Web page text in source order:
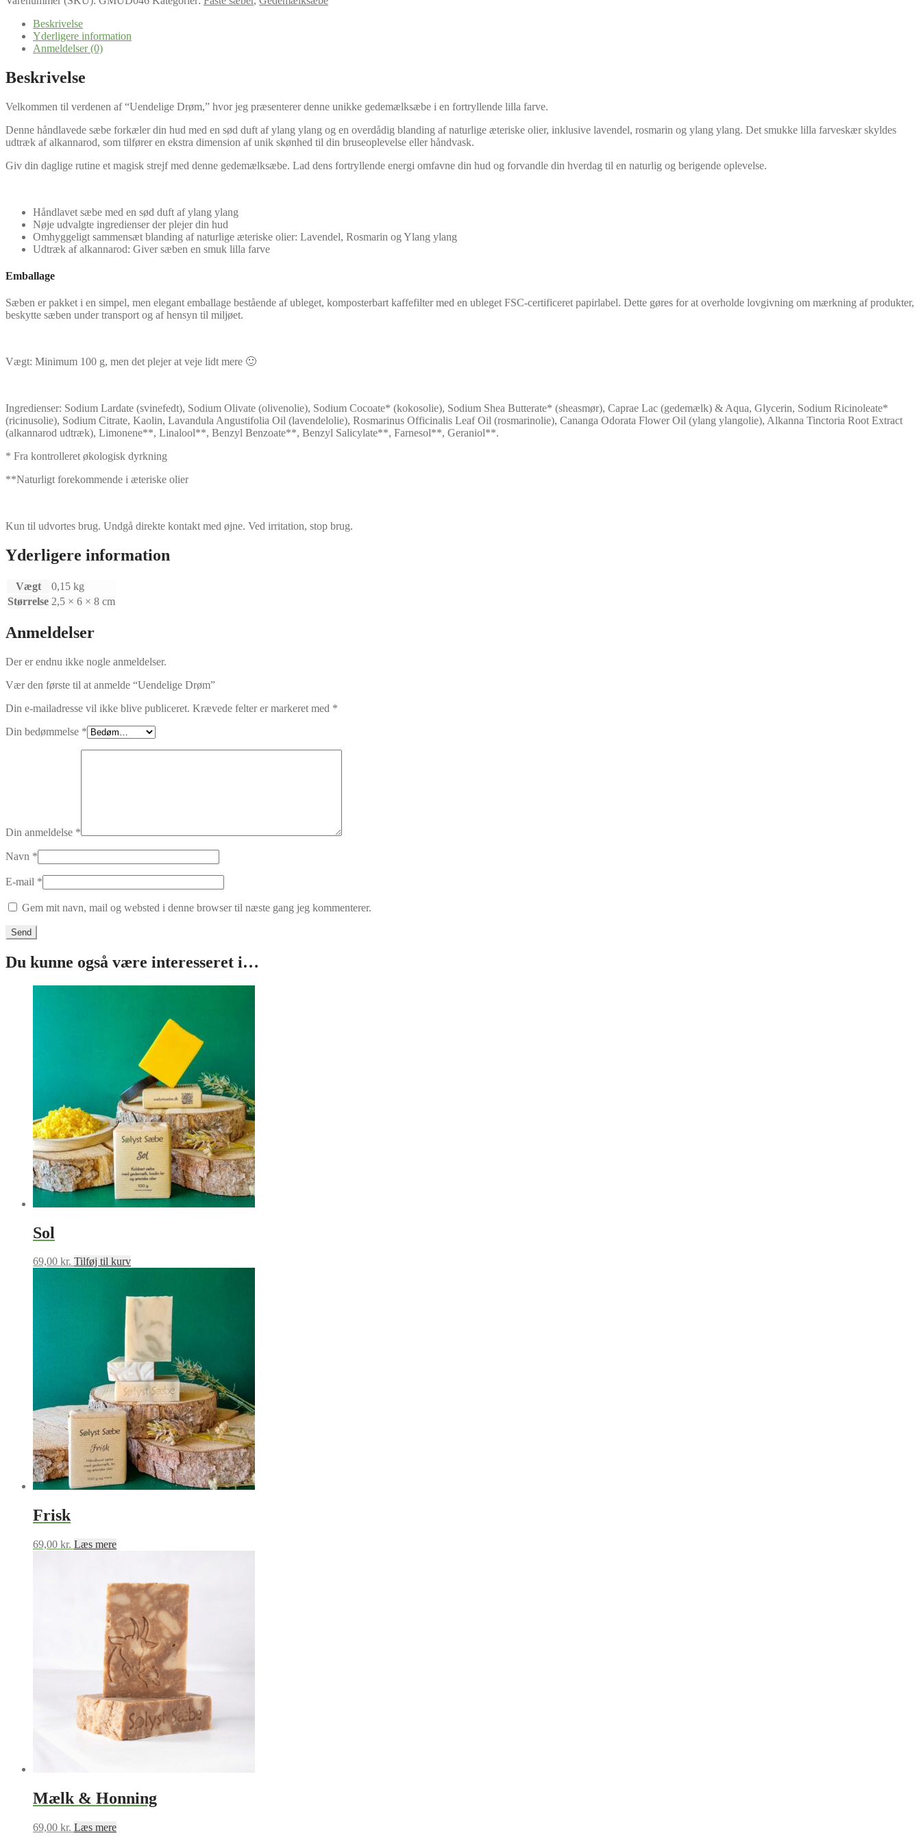
Beskrivelse
Yderligere information
Anmeldelser (0)
Beskrivelse
Velkommen til verdenen af “Uendelige Drøm,” hvor jeg præsenterer denne unikke gedemælksæbe i en fortryllende lilla farve.
Denne håndlavede sæbe forkæler din hud med en sød duft af ylang ylang og en overdådig blanding af naturlige æteriske olier, inklusive lavendel, rosmarin og ylang ylang. Det smukke lilla farveskær skyldes
udtræk af alkannarod, som tilfører en ekstra dimension af unik skønhed til din bruseoplevelse eller håndvask.
Giv din daglige rutine et magisk strejf med denne gedemælksæbe. Lad dens fortryllende energi omfavne din hud og forvandle din hverdag til en naturlig og berigende oplevelse.
Håndlavet sæbe med en sød duft af ylang ylang
Nøje udvalgte ingredienser der plejer din hud
Omhyggeligt sammensæt blanding af naturlige æteriske olier: Lavendel, Rosmarin og Ylang ylang
Udtræk af alkannarod: Giver sæben en smuk lilla farve
Emballage
Sæben er pakket i en simpel, men elegant emballage bestående af ubleget, komposterbart kaffefilter med en ubleget FSC-certificeret papirlabel. Dette gøres for at overholde lovgivning om mærkning af produkter,
beskytte sæben under transport og af hensyn til miljøet.
Vægt: Minimum 100 g, men det plejer at veje lidt mere 🙂
Ingredienser: Sodium Lardate (svinefedt), Sodium Olivate (olivenolie), Sodium Cocoate* (kokosolie), Sodium Shea Butterate* (sheasmør), Caprae Lac (gedemælk) & Aqua, Glycerin, Sodium Ricinoleate*
(ricinusolie), Sodium Citrate, Kaolin, Lavandula Angustifolia Oil (lavendelolie), Rosmarinus Officinalis Leaf Oil (rosmarinolie), Cananga Odorata Flower Oil (ylang ylangolie), Alkanna Tinctoria Root Extract
(alkannarod udtræk), Limonene**, Linalool**, Benzyl Benzoate**, Benzyl Salicylate**, Farnesol**, Geraniol**.
* Fra kontrolleret økologisk dyrkning
**Naturligt forekommende i æteriske olier
Kun til udvortes brug. Undgå direkte kontakt med øjne. Ved irritation, stop brug.
Yderligere information
Vægt
0,15 kg
Størrelse 2,5 × 6 × 8 cm
Anmeldelser
Der er endnu ikke nogle anmeldelser.
Vær den første til at anmelde “Uendelige Drøm”
Din e-mailadresse vil ikke blive publiceret. Krævede felter er markeret med *
Din bedømmelse *
Din anmeldelse *
Navn *
E-mail *
Gem mit navn, mail og websted i denne browser til næste gang jeg kommenterer.
Du kunne også være interesseret i…
Sol
69,00 kr. Tilføj til kurv
Frisk
69,00 kr. Læs mere
Mælk & Honning
69,00 kr. Læs mere